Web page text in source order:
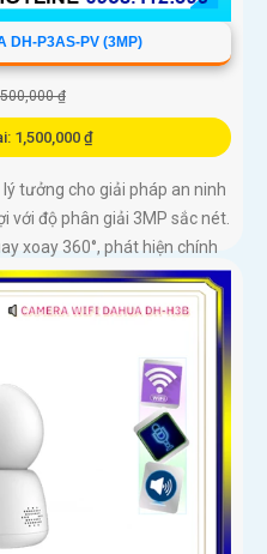
DH-P3AS-PV (3MP)
₫
1,500,000 ₫
tưởng cho giải pháp an ninh
với độ phân giải 3MP sắc nét.
xoay 360°, phát hiện chính
tức thì bằng đèn nháy và